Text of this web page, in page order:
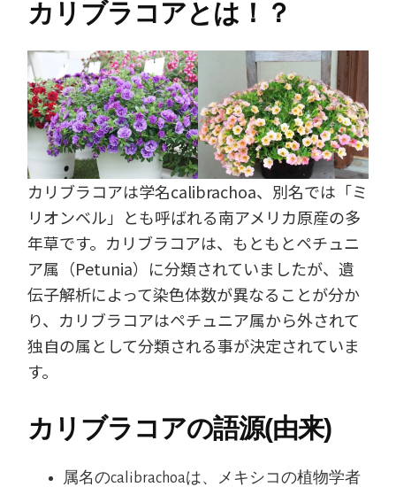
カリブラコアとは！？
カリブラコアは学名calibrachoa、別名では「ミ
リオンベル」とも呼ばれる南アメリカ原産の多
年草です。カリブラコアは、もともとペチュニ
ア属（Petunia）に分類されていましたが、遺
伝子解析によって染色体数が異なることが分か
り、カリブラコアはペチュニア属から外されて
独自の属として分類される事が決定されていま
す。
カリブラコアの語源(由来)
属名のcalibrachoaは、メキシコの植物学者